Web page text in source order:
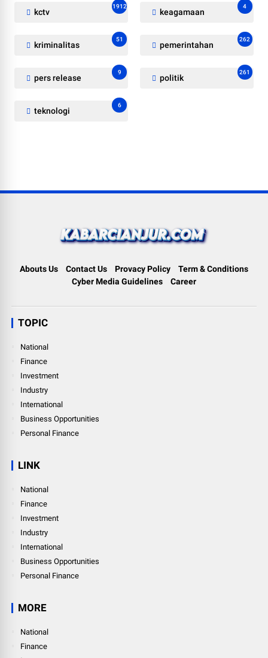
kctv
1912
keagamaan
4
kriminalitas
51
pemerintahan
262
pers release
9
politik
261
teknologi
6
Abouts Us Contact Us Provacy Policy
Term & Conditions
Cyber Media Guidelines
Career
TOPIC
National
Finance
Investment
Industry
International
Business Opportunities
Personal Finance
LINK
National
Finance
Investment
Industry
International
Business Opportunities
Personal Finance
MORE
National
Finance